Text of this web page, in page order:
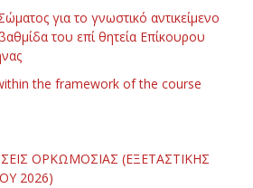
για το γνωστικό αντικείμενο
του επί θητεία Επίκουρου
the framework of the course
ΟΡΚΩΜΟΣΙΑΣ (ΕΞΕΤΑΣΤΙΚΗΣ
2026)